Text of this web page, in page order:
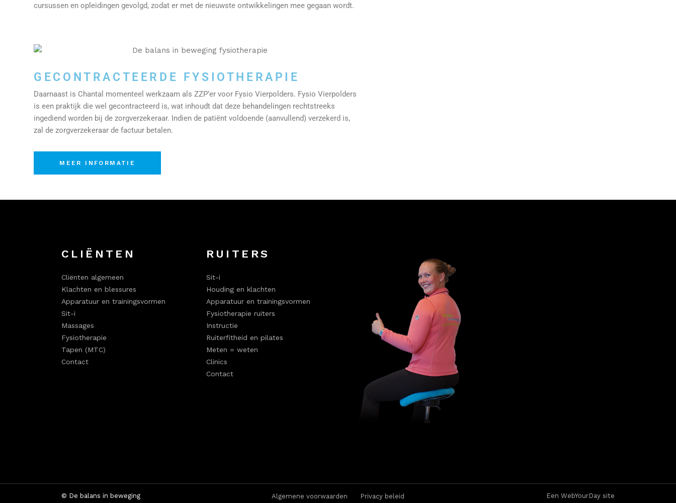
cursussen en opleidingen gevolgd, zodat er met de nieuwste ontwikkelingen mee gegaan wordt.
GECONTRACTEERDE FYSIOTHERAPIE
Daarnaast is Chantal momenteel werkzaam als ZZP’er voor Fysio Vierpolders. Fysio Vierpolders
is een praktijk die wel gecontracteerd is, wat inhoudt dat deze behandelingen rechtstreeks
ingediend worden bij de zorgverzekeraar. Indien de patiënt voldoende (aanvullend) verzekerd is,
zal de zorgverzekeraar de factuur betalen.
MEER INFORMATIE
CLIËNTEN
Cliënten algemeen
Klachten en blessures
Apparatuur en trainingsvormen
Sit-i
Massages
Fysiotherapie
Tapen (MTC)
Contact
RUITERS
Sit-i
Houding en klachten
Apparatuur en trainingsvormen
Fysiotherapie ruiters
Instructie
Ruiterfitheid en pilates
Meten = weten
Clinics
Contact
© De balans in beweging Algemene voorwaarden Privacy beleid Een WebYourDay site